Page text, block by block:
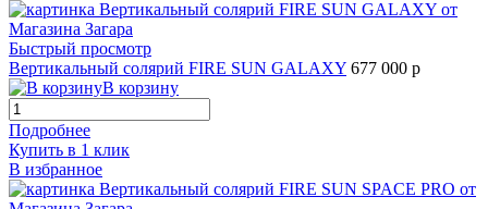
Быстрый просмотр
Вертикальный солярий FIRE SUN GALAXY 677 000 р
В корзину
Подробнее
Купить в 1 клик
В избранное